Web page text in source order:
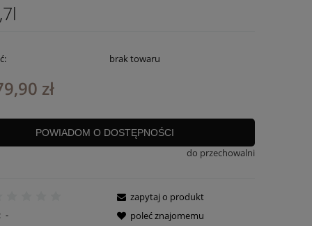
brak towaru
zł
POWIADOM O DOSTĘPNOŚCI
do przechowalni
-
zapytaj o produkt
poleć znajomemu